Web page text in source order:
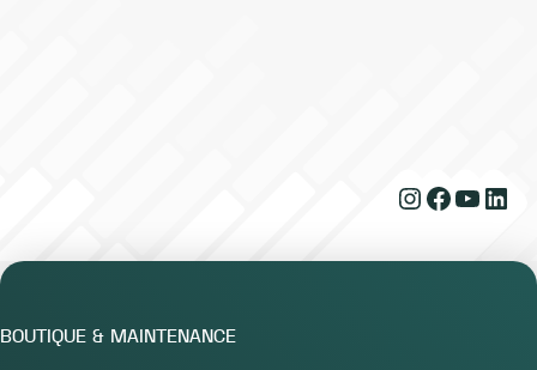
Instagram
BOUTIQUE & MAINTENANCE